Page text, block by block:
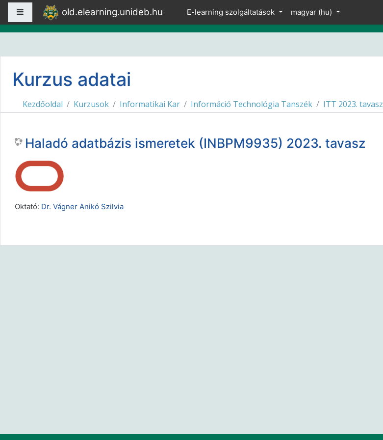
Tovább a fő tartalomhoz
Oldalpanel old.elearning.unideb.hu E-learning szolgáltatások magyar ‎(hu)‎
Kurzus adatai
Kezdőoldal Kurzusok Informatikai Kar Információ Technológia Tanszék ITT 2023. tavasz
Haladó adatbázis ismeretek (INBPM9935) 2023. tavasz
Oktató: Dr. Vágner Anikó Szilvia